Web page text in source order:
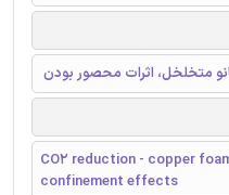
CO2 reduction - copper
confinement effects